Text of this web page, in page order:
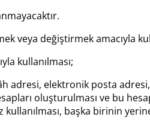
veya değiştirmek amacıyla
kullanılması;
adresi, elektronik posta
oluşturulması ve bu
başka birinin